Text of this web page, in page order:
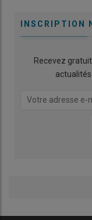
INSCRIPTION
Recevez
actualités